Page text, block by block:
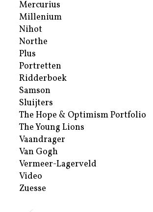
Mercurius
Millenium
Nihot
Northe
Plus
Portretten
Ridderboek
Samson
Sluijters
The Hope & Optimism Portfolio
The Young Lions
Vaandrager
Van Gogh
Vermeer-Lagerveld
Video
Zuesse